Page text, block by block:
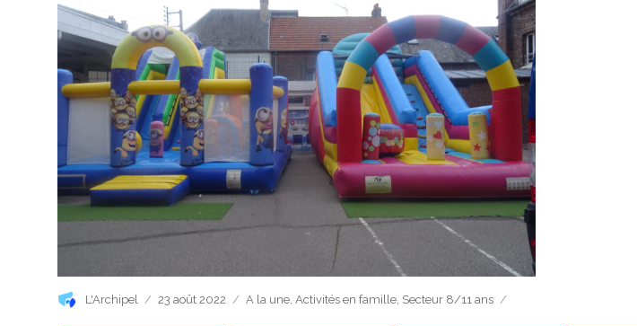
Auteur
L'Archipel
Publié
23 août 2022 Catégories
A la une, Activités en famille, Secteur 8/11 ans